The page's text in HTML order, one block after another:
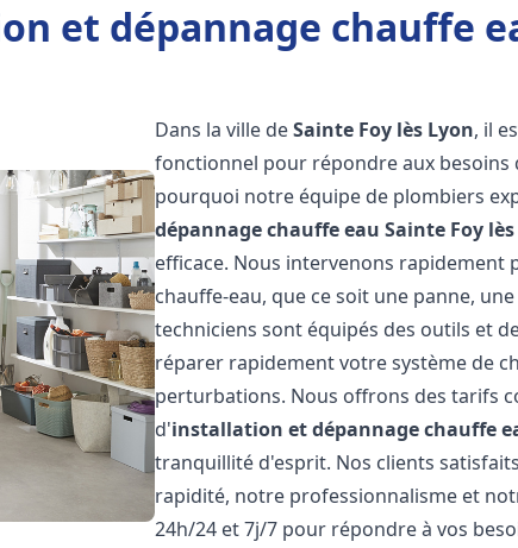
et dépannage chauffe
Dans la ville deSainte Foy lès Lyon, il
fonctionnel pour répondre aux besoins
pourquoi notre équipe de plombiers
dépannage chauffe eau Sainte Foy
efficace. Nous intervenons
chauffe-eau, que ce soit une panne,
techniciens sont équipés des outils et
réparer rapidement votre système de
perturbations. Nous offrons des tarifs
d'installation et dépannage chauffe
tranquillité d'esprit. Nos clients
rapidité, notre professionnalisme et
24h/24 et 7j/7 pour répondre à vos